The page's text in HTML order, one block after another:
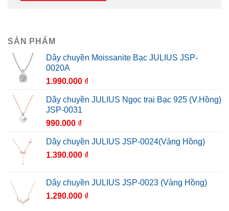
SẢN PHẨM
Dây chuyền Moissanite Bạc JULIUS JSP-
0020A
1.990.000 ₫
Dây chuyền JULIUS Ngọc trai Bạc 925 (V.Hồng)
JSP-0031
990.000 ₫
Dây chuyền JULIUS JSP-0024(Vàng Hồng)
1.390.000 ₫
Dây chuyền JULIUS JSP-0023 (Vàng Hồng)
1.290.000 ₫